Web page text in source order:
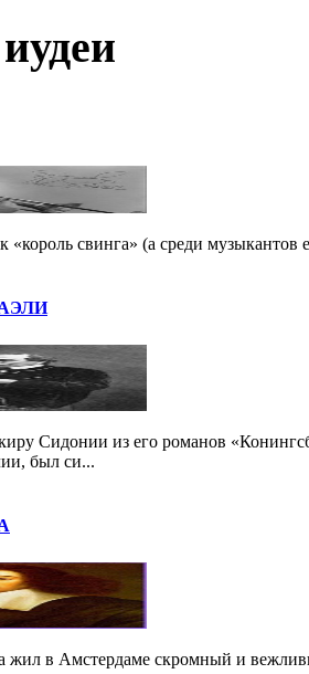
«король свинга» (а среди
Сидонии из его романов
был си...
жил в Амстердаме скромный и